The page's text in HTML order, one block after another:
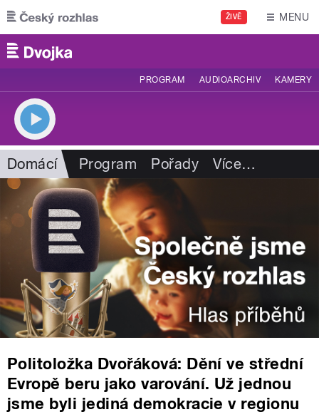
Přejít k hlavnímu obsahu
ŽIVĚ MENU
PROGRAM AUDIOARCHIV KAMERY
Domácí Program Pořady Více…
Politoložka Dvořáková: Dění ve střední
Evropě beru jako varování. Už jednou
jsme byli jediná demokracie v regionu